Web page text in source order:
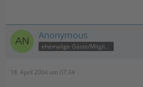
Anonymous
ehemalige Gäste/Mitglieder
18. April 2004 um 07:34